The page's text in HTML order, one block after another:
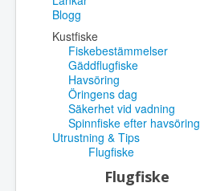
Blogg
Kustfiske
Fiskebestämmelser
Gäddflugfiske
Havsöring
Öringens dag
Säkerhet vid vadning
Spinnfiske efter havsöring
Utrustning & Tips
Flugfiske
Flugfiske